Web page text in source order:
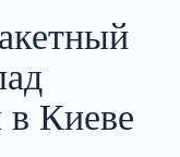
в Киеве